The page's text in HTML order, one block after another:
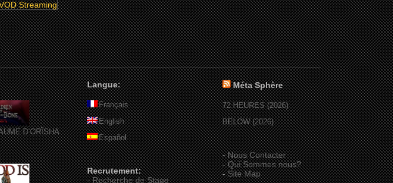
D’ORÏSHA
Langue:
Français
English
Español
Recrutement:
-Recherche de Stage
Méta Sphère
72 HEURES (2026)
BELOW (2026)
-Nous Contacter
-Qui Sommes nous?
-Site Map